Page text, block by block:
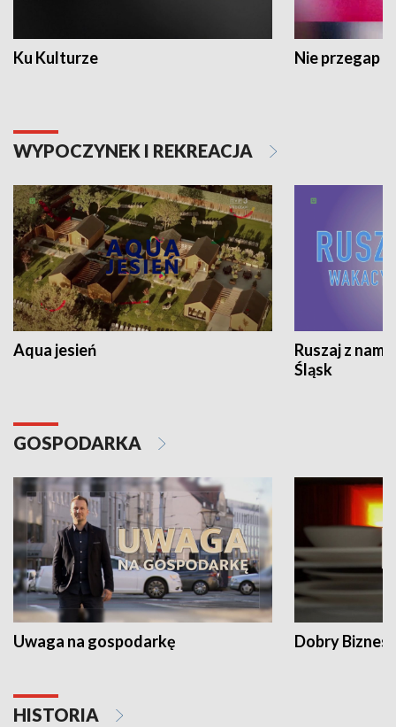
Ku Kulturze Nie przegap
WYPOCZYNEK I REKREACJA
Aqua jesień
Ruszaj z
Śląsk
GOSPODARKA
Uwaga na gospodarkę Dobry Biznes
HISTORIA